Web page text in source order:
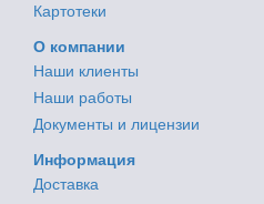
Картотеки
О компании
Наши клиенты
Наши работы
Документы и лицензии
Информация
Доставка